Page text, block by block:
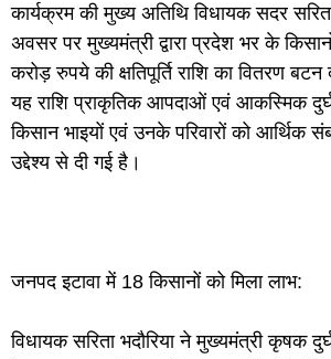
कार्यक्रम की मुख्य अतिथि विधायक सदर
अवसर पर मुख्यमंत्री द्वारा प्रदेश भर के
करोड़ रुपये की क्षतिपूर्ति राशि का वितरण बटन
यह राशि प्राकृतिक आपदाओं एवं आकस्मिक
किसान भाइयों एवं उनके परिवारों को आर्थिक
उद्देश्य से दी गई है।
जनपद इटावा में 18 किसानों को मिला लाभ:
विधायक सरिता भदौरिया ने मुख्यमंत्री कृषक